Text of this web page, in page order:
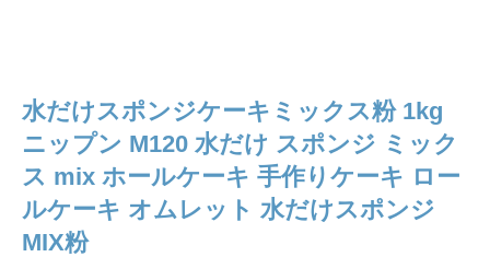
水だけスポンジケーキミックス粉 1kg
ニップン M120 水だけ スポンジ ミック
ス mix ホールケーキ 手作りケーキ ロー
ルケーキ オムレット 水だけスポンジ
MIX粉